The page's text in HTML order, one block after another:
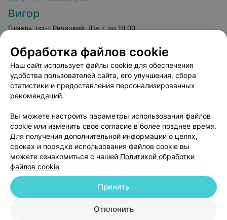
Вигор
Гомель, пр-т Речицкий, 91а до 19:00
Коррекция ногтей «френч»
Цена по запросу
Ремонт
Цена по запросу
Добавить компанию
Обработка файлов cookie
Наш сайт использует файлы cookie для обеспечения
удобства пользователей сайта, его улучшения, сбора
статистики и предоставления персонализированных
рекомендаций.
Вы можете настроить параметры использования файлов
cookie или изменить свое согласие в более позднее время.
Для получения дополнительной информации о целях,
сроках и порядке использования файлов cookie вы
можете ознакомиться с нашей Политикой обработки
файлов cookie
Отклонить
Принять